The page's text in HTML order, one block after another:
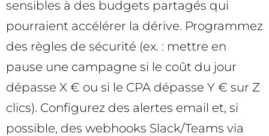
sensibles à des budgets partagés qui
pourraient accélérer la dérive. Programmez
des règles de sécurité (ex. : mettre en
pause une campagne si le coût du jour
dépasse X € ou si le CPA dépasse Y € sur Z
clics). Configurez des alertes email et, si
possible, des webhooks Slack/Teams via